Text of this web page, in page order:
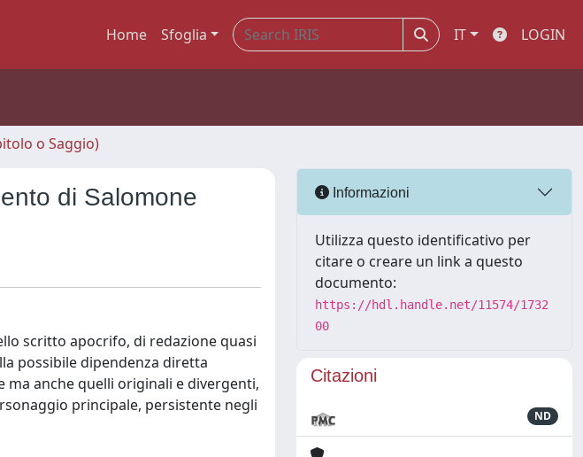
Home Sfoglia IT LOGIN
o Saggio)
di Salomone
scritto apocrifo, di redazione quasi
possibile dipendenza diretta
ma anche quelli originali e divergenti,
principale, persistente negli
Informazioni
Utilizza questo identificativo per
citare o creare un link a questo
documento:
https://hdl.handle.net/11574/1732
00
Citazioni
ND